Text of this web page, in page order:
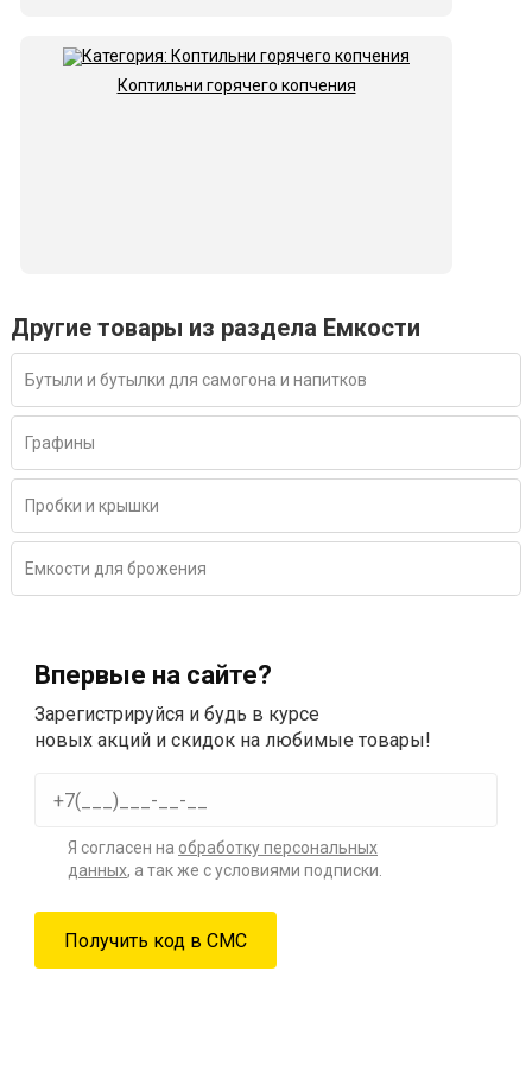
Коптильни горячего копчения
Другие товары из раздела Емкости
Бутыли и бутылки для самогона и напитков
Графины
Пробки и крышки
Емкости для брожения
Впервые на сайте?
Зарегистрируйся и будь в курсе
новых акций и скидок на любимые товары!
Я согласен на обработку персональных
данных, а так же с условиями подписки.